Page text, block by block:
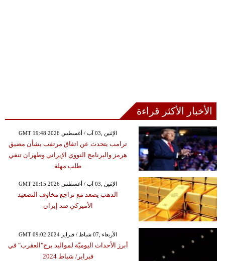
الأخبار الأكثر قراءة
GMT 19:48 2026 الإثنين ,03 آب / أغسطس
ترامب يتحدث عن اتفاق مرتقب بشأن مضيق
هرمز والبرنامج النووي الإيراني وطهران تنفي
طلب مهلة
GMT 20:15 2026 الإثنين ,03 آب / أغسطس
الذهب يصعد مع تراجع مخاوف التصعيد
الأميركي ضد إيران
GMT 09:02 2024 الأربعاء ,07 شباط / فبراير
أبرز الأحداث اليوميّة لمواليد برج"العقرب" في
فبراير/ شباط 2024